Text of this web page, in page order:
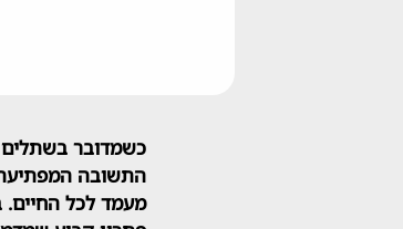
כשמדובר בשתלים
התשובה
מעמד לכל החיים.